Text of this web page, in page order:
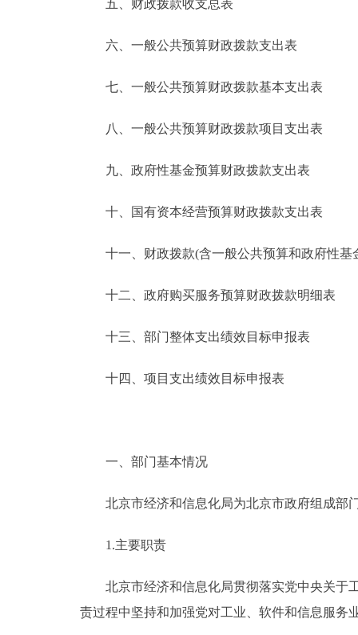
绿色北京
ENGLISH
五、财政拨款收支总表
六、一般公共预算财政拨款支出表
七、一般公共预算财政拨款基本支出表
八、一般公共预算财政拨款项目支出表
九、政府性基金预算财政拨款支出表
十、国有资本经营预算财政拨款支出表
十一、财政拨款(含一般公共预算和政府性基
十二、政府购买服务预算财政拨款明细表
十三、部门整体支出绩效目标申报表
十四、项目支出绩效目标申报表
一、部门基本情况
北京市经济和信息化局为北京市政府组成部
1.主要职责
北京市经济和信息化局贯彻落实党中央关于工
责过程中坚持和加强党对工业、软件和信息服务